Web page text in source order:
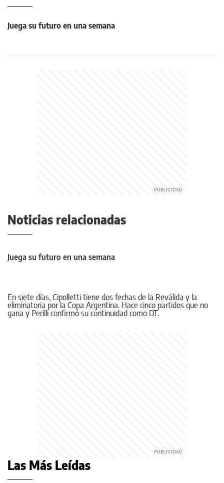
Juega su futuro en una semana
Noticias relacionadas
Juega su futuro en una semana
En siete días, Cipolletti tiene dos fechas de la Reválida y la
eliminatoria por la Copa Argentina. Hace cinco partidos que no
gana y Perilli confirmó su continuidad como DT.
Las Más Leídas